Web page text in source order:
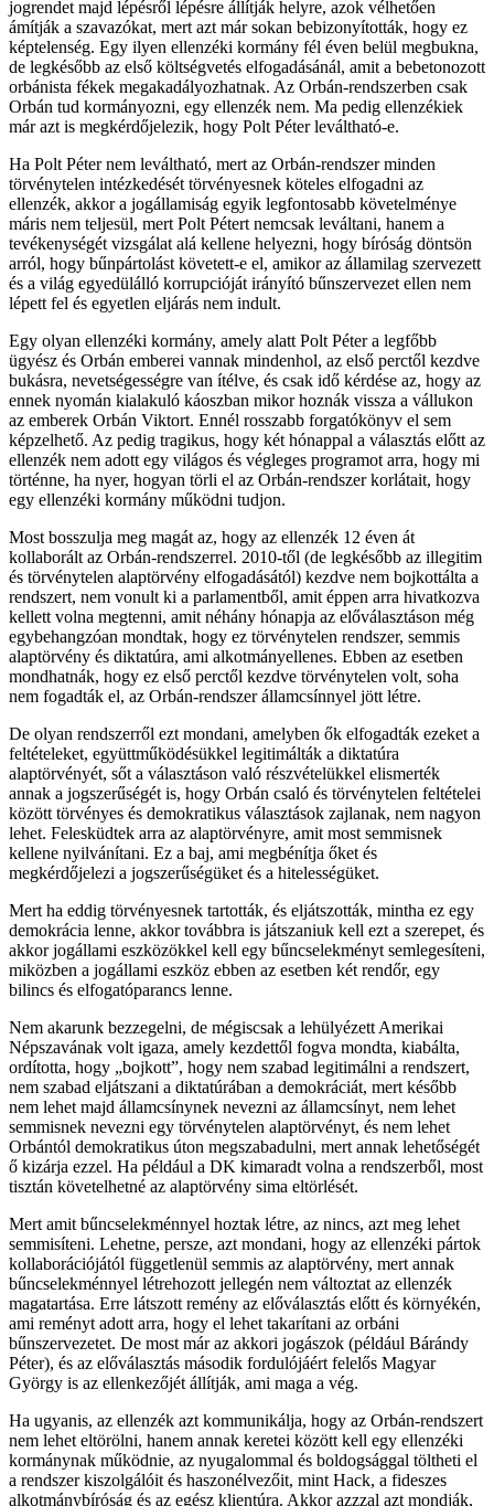
jogrendet majd lépésről lépésre állítják helyre, azok vélhetően
ámítják a szavazókat, mert azt már sokan bebizonyították, hogy ez
képtelenség. Egy ilyen ellenzéki kormány fél éven belül megbukna,
de legkésőbb az első költségvetés elfogadásánál, amit a bebetonozott
orbánista fékek megakadályozhatnak. Az Orbán-rendszerben csak
Orbán tud kormányozni, egy ellenzék nem. Ma pedig ellenzékiek
már azt is megkérdőjelezik, hogy Polt Péter leváltható-e.
Ha Polt Péter nem leváltható, mert az Orbán-rendszer minden
törvénytelen intézkedését törvényesnek köteles elfogadni az
ellenzék, akkor a jogállamiság egyik legfontosabb követelménye
máris nem teljesül, mert Polt Pétert nemcsak leváltani, hanem a
tevékenységét vizsgálat alá kellene helyezni, hogy bíróság döntsön
arról, hogy bűnpártolást követett-e el, amikor az államilag szervezett
és a világ egyedülálló korrupcióját irányító bűnszervezet ellen nem
lépett fel és egyetlen eljárás nem indult.
Egy olyan ellenzéki kormány, amely alatt Polt Péter a legfőbb
ügyész és Orbán emberei vannak mindenhol, az első perctől kezdve
bukásra, nevetségességre van ítélve, és csak idő kérdése az, hogy az
ennek nyomán kialakuló káoszban mikor hoznák vissza a vállukon
az emberek Orbán Viktort. Ennél rosszabb forgatókönyv el sem
képzelhető. Az pedig tragikus, hogy két hónappal a választás előtt az
ellenzék nem adott egy világos és végleges programot arra, hogy mi
történne, ha nyer, hogyan törli el az Orbán-rendszer korlátait, hogy
egy ellenzéki kormány működni tudjon.
Most bosszulja meg magát az, hogy az ellenzék 12 éven át
kollaborált az Orbán-rendszerrel. 2010-től (de legkésőbb az illegitim
és törvénytelen alaptörvény elfogadásától) kezdve nem bojkottálta a
rendszert, nem vonult ki a parlamentből, amit éppen arra hivatkozva
kellett volna megtenni, amit néhány hónapja az előválasztáson még
egybehangzóan mondtak, hogy ez törvénytelen rendszer, semmis
alaptörvény és diktatúra, ami alkotmányellenes. Ebben az esetben
mondhatnák, hogy ez első perctől kezdve törvénytelen volt, soha
nem fogadták el, az Orbán-rendszer államcsínnyel jött létre.
De olyan rendszerről ezt mondani, amelyben ők elfogadták ezeket a
feltételeket, együttműködésükkel legitimálták a diktatúra
alaptörvényét, sőt a választáson való részvételükkel elismerték
annak a jogszerűségét is, hogy Orbán csaló és törvénytelen feltételei
között törvényes és demokratikus választások zajlanak, nem nagyon
lehet. Felesküdtek arra az alaptörvényre, amit most semmisnek
kellene nyilvánítani. Ez a baj, ami megbénítja őket és
megkérdőjelezi a jogszerűségüket és a hitelességüket.
Mert ha eddig törvényesnek tartották, és eljátszották, mintha ez egy
demokrácia lenne, akkor továbbra is játszaniuk kell ezt a szerepet, és
akkor jogállami eszközökkel kell egy bűncselekményt semlegesíteni,
miközben a jogállami eszköz ebben az esetben két rendőr, egy
bilincs és elfogatóparancs lenne.
Nem akarunk bezzegelni, de mégiscsak a lehülyézett Amerikai
Népszavának volt igaza, amely kezdettől fogva mondta, kiabálta,
ordította, hogy „bojkott”, hogy nem szabad legitimálni a rendszert,
nem szabad eljátszani a diktatúrában a demokráciát, mert később
nem lehet majd államcsínynek nevezni az államcsínyt, nem lehet
semmisnek nevezni egy törvénytelen alaptörvényt, és nem lehet
Orbántól demokratikus úton megszabadulni, mert annak lehetőségét
ő kizárja ezzel. Ha például a DK kimaradt volna a rendszerből, most
tisztán követelhetné az alaptörvény sima eltörlését.
Mert amit bűncselekménnyel hoztak létre, az nincs, azt meg lehet
semmisíteni. Lehetne, persze, azt mondani, hogy az ellenzéki pártok
kollaborációjától függetlenül semmis az alaptörvény, mert annak
bűncselekménnyel létrehozott jellegén nem változtat az ellenzék
magatartása. Erre látszott remény az előválasztás előtt és környékén,
ami reményt adott arra, hogy el lehet takarítani az orbáni
bűnszervezetet. De most már az akkori jogászok (például Bárándy
Péter), és az előválasztás második fordulójáért felelős Magyar
György is az ellenkezőjét állítják, ami maga a vég.
Ha ugyanis, az ellenzék azt kommunikálja, hogy az Orbán-rendszert
nem lehet eltörölni, hanem annak keretei között kell egy ellenzéki
kormánynak működnie, az nyugalommal és boldogsággal töltheti el
a rendszer kiszolgálóit és haszonélvezőit, mint Hack, a fideszes
alkotmánybíróság és az egész klientúra. Akkor azzzal azt mondják,